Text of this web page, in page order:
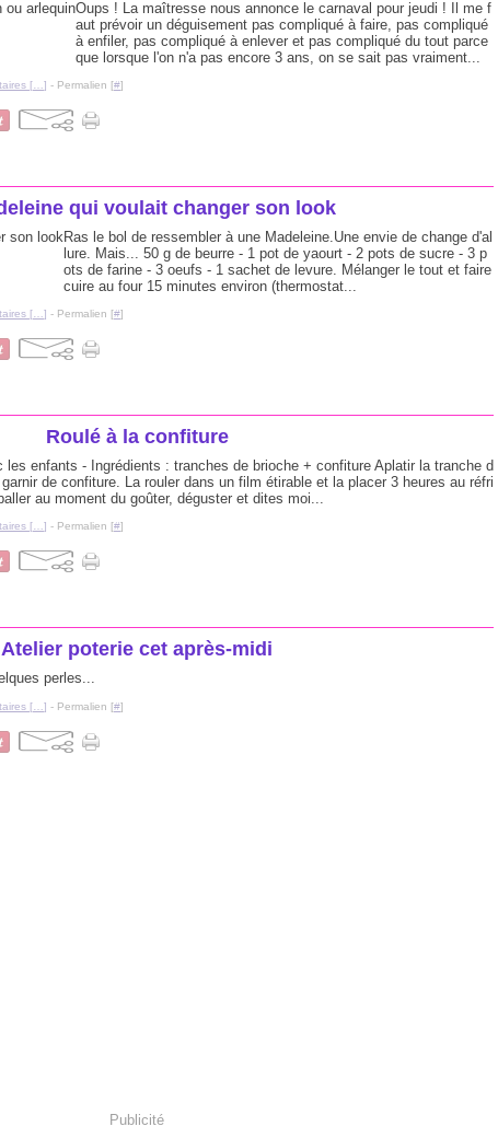
Oups ! La maîtresse nous annonce le carnaval pour jeudi ! Il me f
aut prévoir un déguisement pas compliqué à faire, pas compliqué
à enfiler, pas compliqué à enlever et pas compliqué du tout parce
que lorsque l'on n'a pas encore 3 ans, on se sait pas vraiment...
[ ] - Permalien [#]
qui voulait changer son look
Ras le bol de ressembler à une Madeleine.Une envie de change d'al
lure. Mais... 50 g de beurre - 1 pot de yaourt - 2 pots de sucre - 3 p
ots de farine - 3 oeufs - 1 sachet de levure. Mélanger le tout et faire
cuire au four 15 minutes environ (thermostat...
[ ] - Permalien [#]
Roulé à la confiture
les enfants - Ingrédients : tranches de brioche + confiture Aplatir la tranche d
de confiture. La rouler dans un film étirable et la placer 3 heures au réfri
au moment du goûter, déguster et dites moi...
[ ] - Permalien [#]
Atelier poterie cet après-midi
perles...
[ ] - Permalien [#]
Publicité